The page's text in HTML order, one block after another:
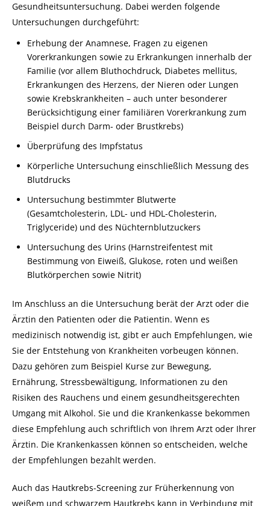
Gesundheitsuntersuchung. Dabei werden folgende
Untersuchungen durchgeführt:
Erhebung der Anamnese, Fragen zu eigenen
Vorerkrankungen sowie zu Erkrankungen innerhalb der
Familie (vor allem Bluthochdruck, Diabetes mellitus,
Erkrankungen des Herzens, der Nieren oder Lungen
sowie Krebskrankheiten – auch unter besonderer
Berücksichtigung einer familiären Vorerkrankung zum
Beispiel durch Darm- oder Brustkrebs)
Überprüfung des Impfstatus
Körperliche Untersuchung einschließlich Messung des
Blutdrucks
Untersuchung bestimmter Blutwerte
(Gesamtcholesterin, LDL- und HDL-Cholesterin,
Triglyceride) und des Nüchternblutzuckers
Untersuchung des Urins (Harnstreifentest mit
Bestimmung von Eiweiß, Glukose, roten und weißen
Blutkörperchen sowie Nitrit)
Im Anschluss an die Untersuchung berät der Arzt oder die
Ärztin den Patienten oder die Patientin. Wenn es
medizinisch notwendig ist, gibt er auch Empfehlungen, wie
Sie der Entstehung von Krankheiten vorbeugen können.
Dazu gehören zum Beispiel Kurse zur Bewegung,
Ernährung, Stressbewältigung, Informationen zu den
Risiken des Rauchens und einem gesundheitsgerechten
Umgang mit Alkohol. Sie und die Krankenkasse bekommen
diese Empfehlung auch schriftlich von Ihrem Arzt oder Ihrer
Ärztin. Die Krankenkassen können so entscheiden, welche
der Empfehlungen bezahlt werden.
Auch das Hautkrebs-Screening zur Früherkennung von
weißem und schwarzem Hautkrebs kann in Verbindung mit